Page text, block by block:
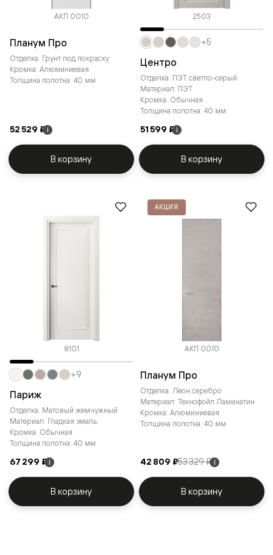
АКП 0010
Планум Про
Отделка: Грунт под покраску
Кромка: Алюминиевая
Толщина полотна: 40 мм
52 529 ₽ i
В корзину
2503
Центро
Отделка: ПЭТ светло-серый
Материал: ПЭТ
Кромка: Обычная
Толщина полотна: 40 мм
51 599 ₽ i
+5
В корзину
8101
Париж
Отделка: Матовый жемчужный
Материал: Гладкая эмаль
Кромка: Обычная
Толщина полотна: 40 мм
67 299 ₽ i
+9
В корзину
АКЦИЯ
АКП 0010
Планум Про
Отделка: Леон серебро
Материал: Технофойл Ламинатин
Кромка: Алюминиевая
Толщина полотна: 40 мм
42 809 ₽53 329 ₽ i
В корзину